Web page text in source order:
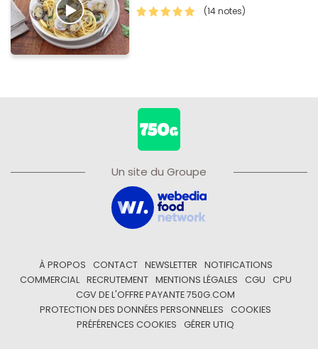
(14 notes)
Un site du Groupe
À PROPOS CONTACT NEWSLETTER
NOTIFICATIONS
COMMERCIAL
RECRUTEMENT MENTIONS LÉGALES CGU
CPU
CGV DE L'OFFRE PAYANTE 750G.COM
PROTECTION DES DONNÉES PERSONNELLES
COOKIES
PRÉFÉRENCES COOKIES
GÉRER UTIQ